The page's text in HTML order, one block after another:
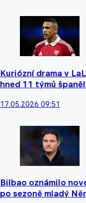
Kuriózní drama v
hned 11 týmů
17.05.2026 09:51
Bilbao oznámilo
po sezoně mladý